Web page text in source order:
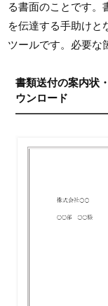
る書面のことです。
を伝達する手助けと
ツールです。必要な
書類送付の案内状
ウンロード